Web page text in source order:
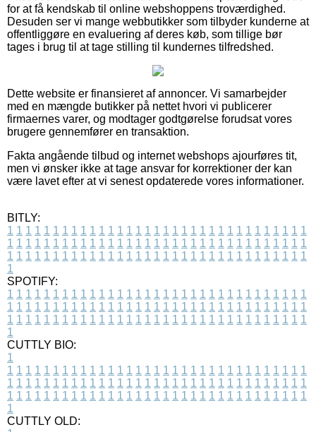
for at få kendskab til online webshoppens troværdighed.
Desuden ser vi mange webbutikker som tilbyder kunderne at
offentliggøre en evaluering af deres køb, som tillige bør
tages i brug til at tage stilling til kundernes tilfredshed.
Dette website er finansieret af annoncer. Vi samarbejder
med en mængde butikker på nettet hvori vi publicerer
firmaernes varer, og modtager godtgørelse forudsat vores
brugere gennemfører en transaktion.
Fakta angående tilbud og internet webshops ajourføres tit,
men vi ønsker ikke at tage ansvar for korrektioner der kan
være lavet efter at vi senest opdaterede vores informationer.
BITLY:
1 1 1 1 1 1 1 1 1 1 1 1 1 1 1 1 1 1 1 1 1 1 1 1 1 1 1 1 1 1 1 1 1
1 1 1 1 1 1 1 1 1 1 1 1 1 1 1 1 1 1 1 1 1 1 1 1 1 1 1 1 1 1 1 1 1
1 1 1 1 1 1 1 1 1 1 1 1 1 1 1 1 1 1 1 1 1 1 1 1 1 1 1 1 1 1 1 1 1
1
SPOTIFY:
1 1 1 1 1 1 1 1 1 1 1 1 1 1 1 1 1 1 1 1 1 1 1 1 1 1 1 1 1 1 1 1 1
1 1 1 1 1 1 1 1 1 1 1 1 1 1 1 1 1 1 1 1 1 1 1 1 1 1 1 1 1 1 1 1 1
1 1 1 1 1 1 1 1 1 1 1 1 1 1 1 1 1 1 1 1 1 1 1 1 1 1 1 1 1 1 1 1 1
1
CUTTLY BIO:
1
1 1 1 1 1 1 1 1 1 1 1 1 1 1 1 1 1 1 1 1 1 1 1 1 1 1 1 1 1 1 1 1 1
1 1 1 1 1 1 1 1 1 1 1 1 1 1 1 1 1 1 1 1 1 1 1 1 1 1 1 1 1 1 1 1 1
1 1 1 1 1 1 1 1 1 1 1 1 1 1 1 1 1 1 1 1 1 1 1 1 1 1 1 1 1 1 1 1 1
1
CUTTLY OLD: